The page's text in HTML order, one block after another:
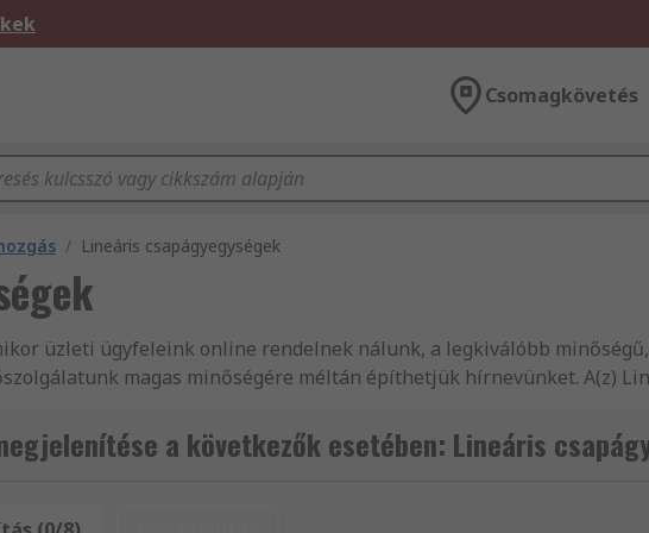
Csomagkövetés
/ Lineáris csapágyegységek
üzleti ügyfeleink online rendelnek nálunk, a legkiválóbb
magas minőségére méltán építhetjük hírnevünket. A(z)
készletezett termékvonalai. Nagy hatékonyságú kiszállítási
termékei akkor jutnak el Önhöz, amikor szüksége van rájuk.
termékek és eszközök termékvonalakért beleértve a(z) Erőátviteli
a következők esetében: Lineáris